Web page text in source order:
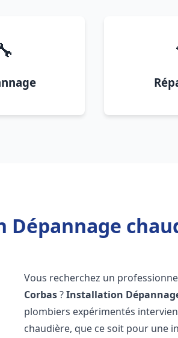
Vous recherchez un
Corbas?Installation
plombiers expérimentés
chaudière, que ce soit pour une